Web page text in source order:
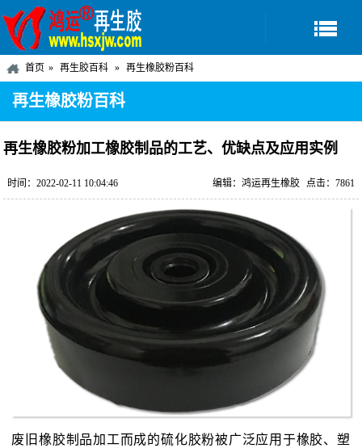
首页 再生胶百科 再生橡胶粉百科
再生橡胶粉百科
再生橡胶粉加工橡胶制品的工艺、优缺点及应用实例
时间：2022-02-11 10:04:46 点击：7861
编辑：鸿运再生橡胶
废旧橡胶制品加工而成的硫化胶粉被广泛应用于橡胶、塑